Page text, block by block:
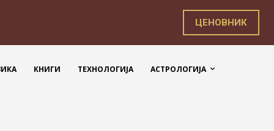
ЦЕНОВНИК
КНИГИ ТЕХНОЛОГИЈА АСТРОЛОГИЈА